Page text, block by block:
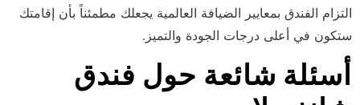
التزام الفندق بمعايير الضيافة العالمية يجعلك مطمئناً بأن إقامتك
ستكون في أعلى درجات الجودة والتميز.
أسئلة شائعة حول فندق